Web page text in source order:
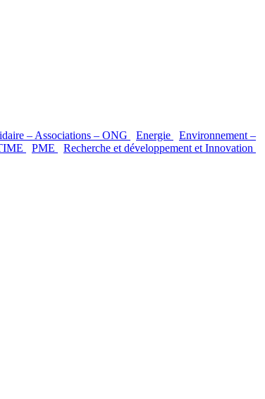
– Associations – ONG Energie
Environnement –
PME
Recherche et développement et Innovation